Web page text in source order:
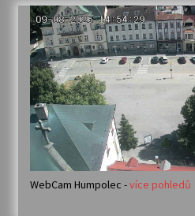
WebCam Humpolec -více pohledů